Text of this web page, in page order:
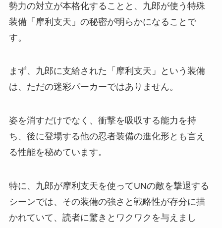
勢力の対立が本格化することと、九郎が使う特殊
装備「摩利支天」の秘密が明らかになることで
す。
まず、九郎に支給された「摩利支天」という装備
は、ただの迷彩パーカーではありません。
姿を消すだけでなく、衝撃を吸収する能力を持
ち、後に登場する他の忍者装備の進化形とも言え
る性能を秘めています。
特に、九郎が摩利支天を使ってUNの敵を撃退する
シーンでは、その装備の強さと戦略性が存分に描
かれていて、読者に驚きとワクワクを与えまし